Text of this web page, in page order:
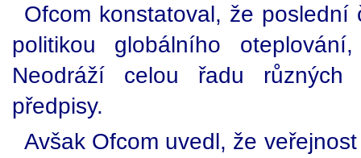
Ofcom konstatoval, že
politikou globálního
Neodráží celou řadu
předpisy.
Avšak Ofcom uvedl, že